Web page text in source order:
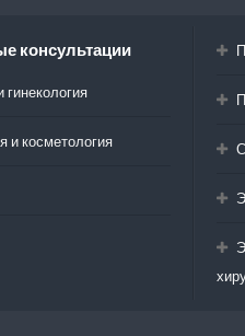
консультации
и косметология